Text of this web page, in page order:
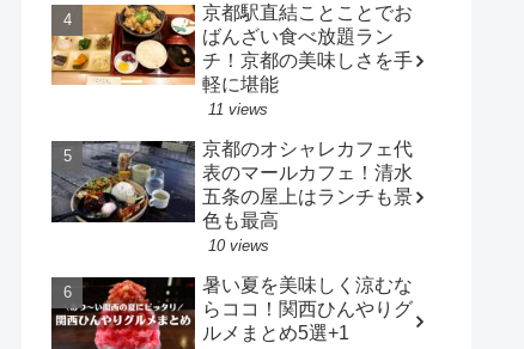
京都駅直結ことことでお
ばんざい食べ放題ラン
チ！京都の美味しさを手
軽に堪能
11 views
京都のオシャレカフェ代
表のマールカフェ！清水
五条の屋上はランチも景
色も最高
10 views
暑い夏を美味しく涼むな
らココ！関西ひんやりグ
ルメまとめ5選+1